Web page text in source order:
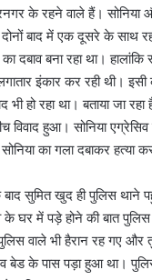
के रहने वाले हैं। सोनिया
बाद में एक दूसरे के साथ
दबाव बना रहा था। हालांकि
इंकार कर रही थी।
भी हो रहा था। बताया जा
विवाद हुआ। सोनिया
का गला दबाकर हत्या
बाद सुमित खुद ही पुलिस थाने
घर में पड़े होने की बात पुलिस
वाले भी हैरान रह गए और
बेड के पास पड़ा हुआ था।